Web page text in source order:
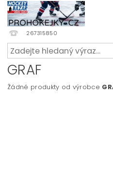
267315850
GRAF
Žádné produkty od výrobce